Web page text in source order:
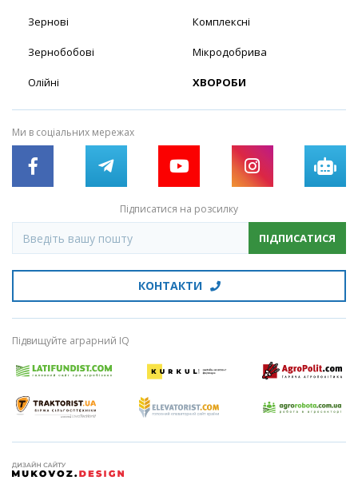
Зернові
Зернобобові
Олійні
Комплексні
Мікродобрива
ХВОРОБИ
Ми в соціальних мережах
Підписатися на розсилку
ПІДПИСАТИСЯ
КОНТАКТИ
Підвищуйте аграрний IQ